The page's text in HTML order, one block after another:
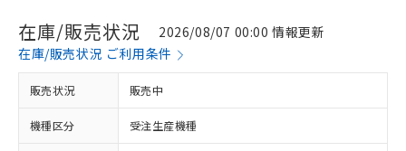
在庫/販売状況
2026/08/07 00:00 情報更新
在庫/販売状況 ご利用条件
販売状況 販売中
機種区分 受注生産機種